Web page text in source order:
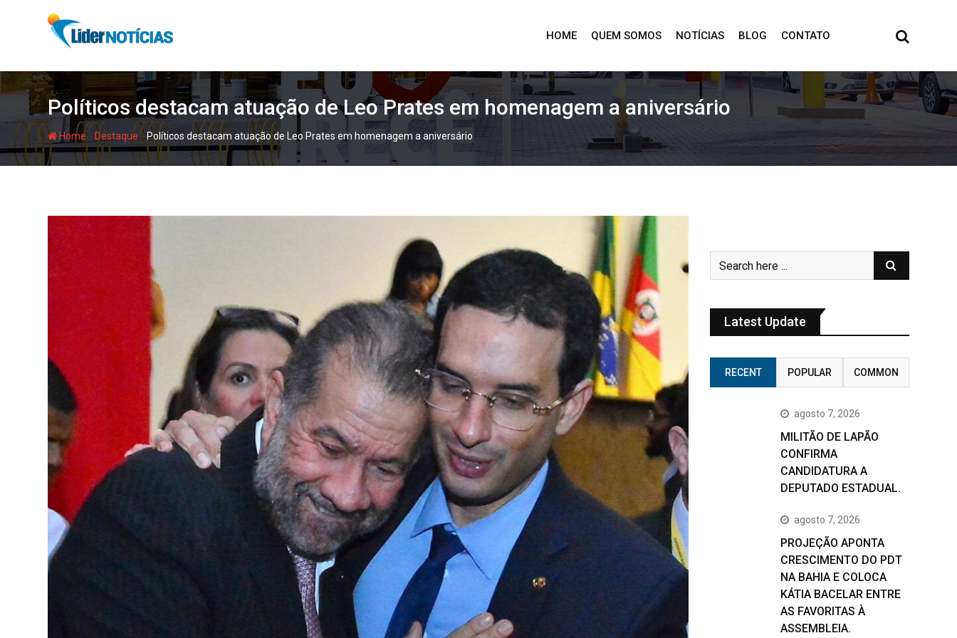
HOME QUEM SOMOS NOTÍCIAS BLOG CONTATO
Políticos destacam atuação de Leo Prates em homenagem a aniversário
Home - Destaque -Políticos destacam atuação de Leo Prates em homenagem a aniversário
Latest Update
RECENT POPULAR COMMON
agosto 7, 2026
MILITÃO DE LAPÃO
CONFIRMA
CANDIDATURA A
DEPUTADO ESTADUAL.
agosto 7, 2026
PROJEÇÃO APONTA
CRESCIMENTO DO PDT
NA BAHIA E COLOCA
KÁTIA BACELAR ENTRE
AS FAVORITAS À
ASSEMBLEIA.